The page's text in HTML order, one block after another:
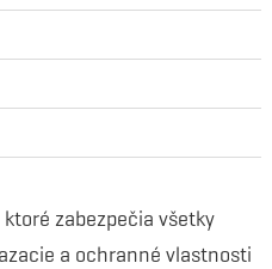
ktoré zabezpečia všetky
a ochranné vlastnosti